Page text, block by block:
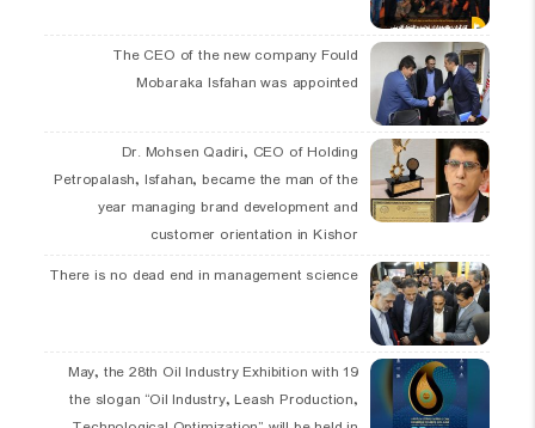
The CEO of the new company Fould
Mobaraka Isfahan was appointed
Dr. Mohsen Qadiri, CEO of Holding
Petropalash, Isfahan, became the man of the
year managing brand development and
customer orientation in Kishor
There is no dead end in management science
19 May, the 28th Oil Industry Exhibition with
the slogan “Oil Industry, Leash Production,